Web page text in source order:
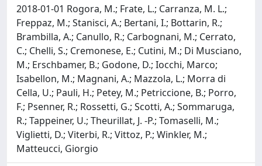
2018-01-01 Rogora, M.; Frate, L.; Carranza, M. L.;
Freppaz, M.; Stanisci, A.; Bertani, I.; Bottarin, R.;
Brambilla, A.; Canullo, R.; Carbognani, M.; Cerrato,
C.; Chelli, S.; Cremonese, E.; Cutini, M.; Di Musciano,
M.; Erschbamer, B.; Godone, D.; Iocchi, Marco;
Isabellon, M.; Magnani, A.; Mazzola, L.; Morra di
Cella, U.; Pauli, H.; Petey, M.; Petriccione, B.; Porro,
F.; Psenner, R.; Rossetti, G.; Scotti, A.; Sommaruga,
R.; Tappeiner, U.; Theurillat, J. -P.; Tomaselli, M.;
Viglietti, D.; Viterbi, R.; Vittoz, P.; Winkler, M.;
Matteucci, Giorgio